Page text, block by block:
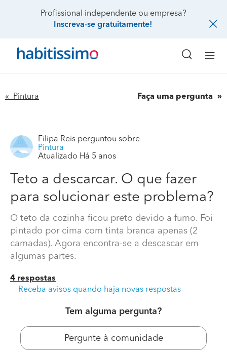
Profissional independente ou empresa?
Inscreva-se gratuitamente!
« Pintura Faça uma pergunta
Teto a descarcar. O que fazer para solucionar este
Filipa Reis perguntou sobre
Pintura
Atualizado Há 5 anos
Teto a descarcar. O que fazer
para solucionar este problema?
O teto da cozinha ficou preto devido a fumo. Foi
pintado por cima com tinta branca apenas (2
camadas). Agora encontra-se a descascar em
algumas partes.
4 respostas
Receba avisos quando haja novas respostas
Tem alguma pergunta?
Pergunte à comunidade